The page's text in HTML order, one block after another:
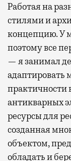
Работая на
стилями и
концепцию. У
поэтому все
— я занимал
адаптировать
антикварных
ресурсы для
созданная
объектом,
обладать и